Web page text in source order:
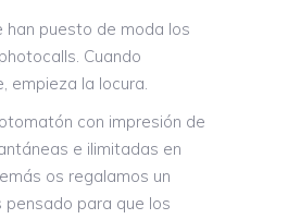
han puesto de moda los
Cuando
empieza la locura.
con impresión de
e ilimitadas en
os regalamos un
pensado para que los